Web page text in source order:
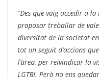
“Des que vaig accedir a
proposar treballar de
diversitat de la societat
tot un seguit d’accions
l’àrea, per reivindicar la
LGTBI. Però no ens